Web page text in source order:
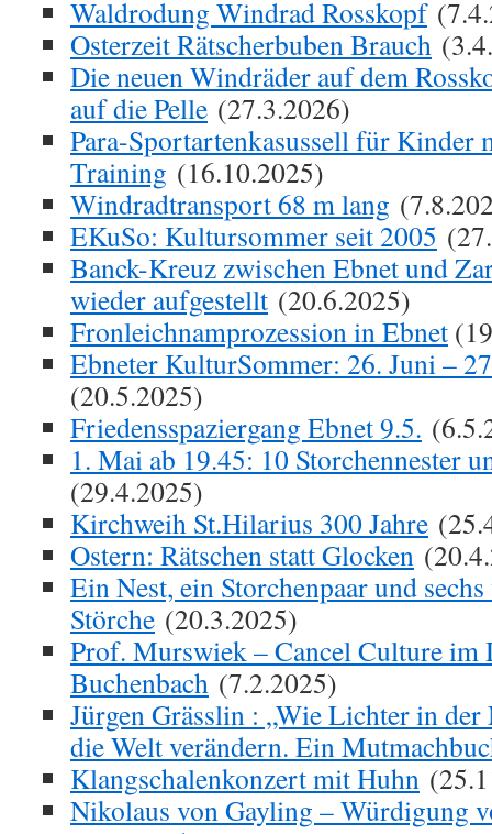
Waldrodung Windrad Rosskopf
Osterzeit Rätscherbuben Brauch
Die neuen Windräder auf dem
auf die Pelle (27.3.2026)
Para-Sportartenkasussell für Kinder
Training (16.10.2025)
Windradtransport 68 m lang
EKuSo: Kultursommer seit 2005
Banck-Kreuz zwischen Ebnet und
wieder aufgestellt (20.6.2025)
Fronleichnamprozession in Ebnet
Ebneter KulturSommer: 26. Juni –
(20.5.2025)
Friedensspaziergang Ebnet 9.5.
1. Mai ab 19.45: 10 Storchennester
(29.4.2025)
Kirchweih St.Hilarius 300 Jahre
Ostern: Rätschen statt Glocken
Ein Nest, ein Storchenpaar und
Störche (20.3.2025)
Prof. Murswiek – Cancel Culture im
Buchenbach (7.2.2025)
Jürgen Grässlin : „Wie Lichter in der
die Welt verändern. Ein
Klangschalenkonzert mit Huhn
Nikolaus von Gayling – Würdigung